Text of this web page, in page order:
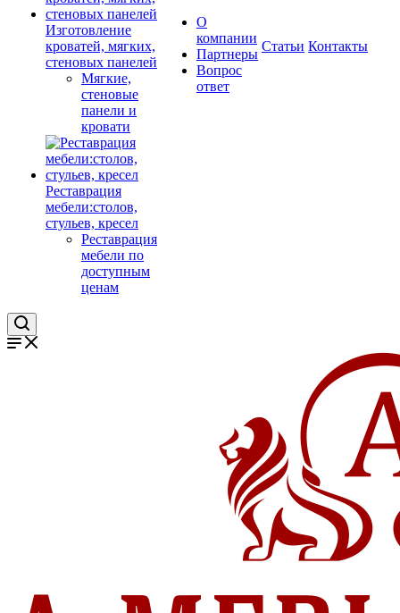
Изготовление
кроватей, мягких,
стеновых панелей
Мягкие,
стеновые
панели и
кровати
Реставрация
мебели:столов,
стульев, кресел
Реставрация
мебели по
доступным
ценам
О
компании
Партнеры
Вопрос
ответ
Cтатьи Контакты